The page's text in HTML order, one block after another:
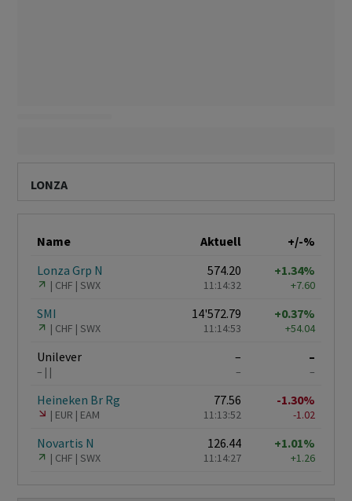
LONZA
Name Aktuell
+/-%
Lonza Grp N
CHF SWX
574.20
11:14:32
+1.34%
+7.60
SMI
CHF SWX
14'572.79
11:14:53
+0.37%
+54.04
Unilever
–
–
–
–
–
Heineken Br Rg
EUR EAM
77.56
11:13:52
-1.30%
-1.02
Novartis N
CHF SWX
126.44
11:14:27
+1.01%
+1.26